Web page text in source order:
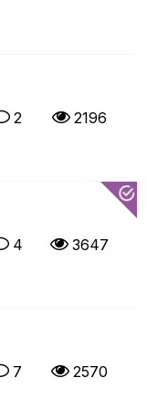
2 2196
4 3647
7 2570